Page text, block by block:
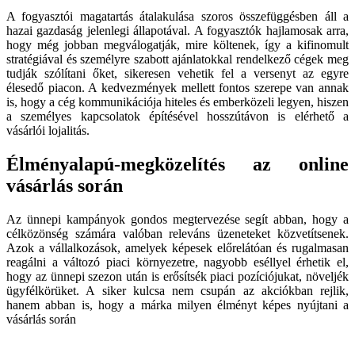
A fogyasztói magatartás átalakulása szoros összefüggésben áll a
hazai gazdaság jelenlegi állapotával. A fogyasztók hajlamosak arra,
hogy még jobban megválogatják, mire költenek, így a kifinomult
stratégiával és személyre szabott ajánlatokkal rendelkező cégek meg
tudják szólítani őket, sikeresen vehetik fel a versenyt az egyre
élesedő piacon. A kedvezmények mellett fontos szerepe van annak
is, hogy a cég kommunikációja hiteles és emberközeli legyen, hiszen
a személyes kapcsolatok építésével hosszútávon is elérhető a
vásárlói lojalitás.
Élményalapú-megközelítés az online
vásárlás során
Az ünnepi kampányok gondos megtervezése segít abban, hogy a
célközönség számára valóban releváns üzeneteket közvetítsenek.
Azok a vállalkozások, amelyek képesek előrelátóan és rugalmasan
reagálni a változó piaci környezetre, nagyobb eséllyel érhetik el,
hogy az ünnepi szezon után is erősítsék piaci pozíciójukat, növeljék
ügyfélkörüket. A siker kulcsa nem csupán az akciókban rejlik,
hanem abban is, hogy a márka milyen élményt képes nyújtani a
vásárlás során